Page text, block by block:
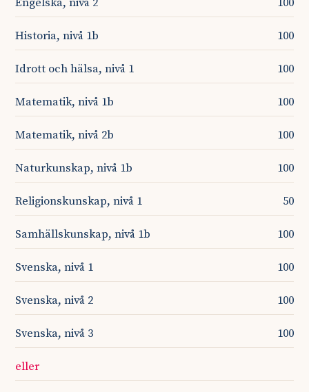
Engelska, nivå 2 100
Historia, nivå 1b 100
Idrott och hälsa, nivå 1 100
Matematik, nivå 1b 100
Matematik, nivå 2b 100
Naturkunskap, nivå 1b 100
Religionskunskap, nivå 1 50
Samhällskunskap, nivå 1b 100
Svenska, nivå 1 100
Svenska, nivå 2 100
Svenska, nivå 3 100
eller